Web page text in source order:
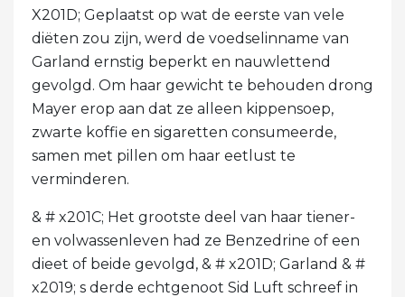
X201D; Geplaatst op wat de eerste van vele
diëten zou zijn, werd de voedselinname van
Garland ernstig beperkt en nauwlettend
gevolgd. Om haar gewicht te behouden drong
Mayer erop aan dat ze alleen kippensoep,
zwarte koffie en sigaretten consumeerde,
samen met pillen om haar eetlust te
verminderen.
& # x201C; Het grootste deel van haar tiener-
en volwassenleven had ze Benzedrine of een
dieet of beide gevolgd, & # x201D; Garland & #
x2019; s derde echtgenoot Sid Luft schreef in